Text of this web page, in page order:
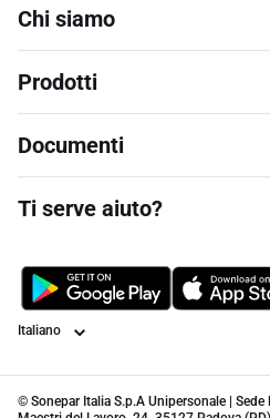
Chi siamo
Prodotti
Documenti
Ti serve aiuto?
Lingua
© Sonepar Italia S.p.A Unipersonale |